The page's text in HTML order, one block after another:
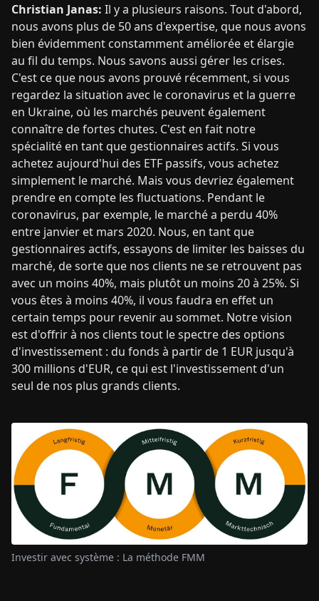
Christian Janas: Il y a plusieurs raisons. Tout d'abord,
nous avons plus de 50 ans d'expertise, que nous avons
bien évidemment constamment améliorée et élargie
au fil du temps. Nous savons aussi gérer les crises.
C'est ce que nous avons prouvé récemment, si vous
regardez la situation avec le coronavirus et la guerre
en Ukraine, où les marchés peuvent également
connaître de fortes chutes. C'est en fait notre
spécialité en tant que gestionnaires actifs. Si vous
achetez aujourd'hui des ETF passifs, vous achetez
simplement le marché. Mais vous devriez également
prendre en compte les fluctuations. Pendant le
coronavirus, par exemple, le marché a perdu 40%
entre janvier et mars 2020. Nous, en tant que
gestionnaires actifs, essayons de limiter les baisses du
marché, de sorte que nos clients ne se retrouvent pas
avec un moins 40%, mais plutôt un moins 20 à 25%. Si
vous êtes à moins 40%, il vous faudra en effet un
certain temps pour revenir au sommet. Notre vision
est d'offrir à nos clients tout le spectre des options
d'investissement : du fonds à partir de 1 EUR jusqu'à
300 millions d'EUR, ce qui est l'investissement d'un
seul de nos plus grands clients.
Investir avec système : La méthode FMM